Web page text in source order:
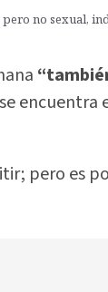
no sexual,
encuentra
pero es